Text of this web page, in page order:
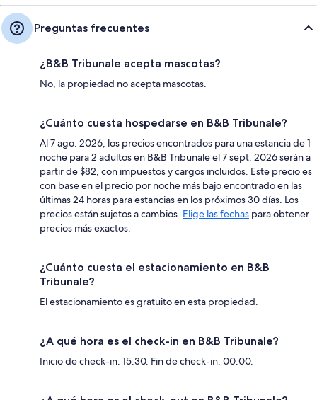
Preguntas frecuentes
¿B&B Tribunale acepta mascotas?
No, la propiedad no acepta mascotas.
¿Cuánto cuesta hospedarse en B&B Tribunale?
Al 7 ago. 2026, los precios encontrados para una estancia de 1
noche para 2 adultos en B&B Tribunale el 7 sept. 2026 serán a
partir de $82, con impuestos y cargos incluidos. Este precio es
con base en el precio por noche más bajo encontrado en las
últimas 24 horas para estancias en los próximos 30 días. Los
precios están sujetos a cambios. Elige las fechas para obtener
precios más exactos.
¿Cuánto cuesta el estacionamiento en B&B
Tribunale?
El estacionamiento es gratuito en esta propiedad.
¿A qué hora es el check-in en B&B Tribunale?
Inicio de check-in: 15:30. Fin de check-in: 00:00.